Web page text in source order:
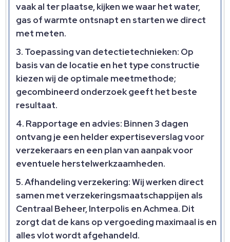
vaak al ter plaatse, kijken we waar het water,
gas of warmte ontsnapt en starten we direct
met meten.​
Toepassing van detectietechnieken: Op
basis van de locatie en het type constructie
kiezen wij de optimale meetmethode;
gecombineerd onderzoek geeft het beste
resultaat.​
Rapportage en advies: Binnen 3 dagen
ontvang je een helder expertiseverslag voor
verzekeraars en een plan van aanpak voor
eventuele herstelwerkzaamheden.​
Afhandeling verzekering:Wij werken direct
samen met verzekeringsmaatschappijen als
Centraal Beheer, Interpolis en Achmea.​ Dit
zorgt dat de kans op vergoeding maximaal is en
alles vlot wordt afgehandeld.​